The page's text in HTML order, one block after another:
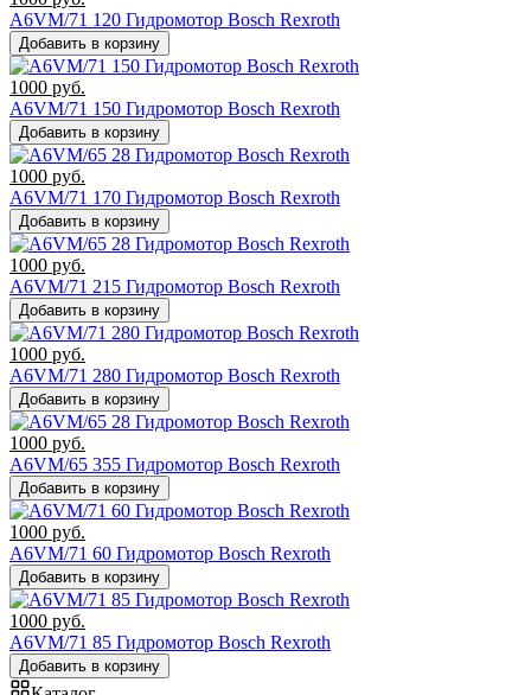
A6VM/71 120 Гидромотор Bosch Rexroth
Добавить в корзину
1000 руб.
A6VM/71 150 Гидромотор Bosch Rexroth
Добавить в корзину
1000 руб.
A6VM/71 170 Гидромотор Bosch Rexroth
Добавить в корзину
1000 руб.
A6VM/71 215 Гидромотор Bosch Rexroth
Добавить в корзину
1000 руб.
A6VM/71 280 Гидромотор Bosch Rexroth
Добавить в корзину
1000 руб.
A6VM/65 355 Гидромотор Bosch Rexroth
Добавить в корзину
1000 руб.
A6VM/71 60 Гидромотор Bosch Rexroth
Добавить в корзину
1000 руб.
A6VM/71 85 Гидромотор Bosch Rexroth
Добавить в корзину